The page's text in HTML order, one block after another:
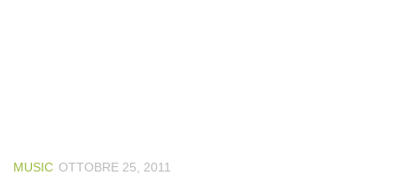
MUSIC OTTOBRE 25, 2011